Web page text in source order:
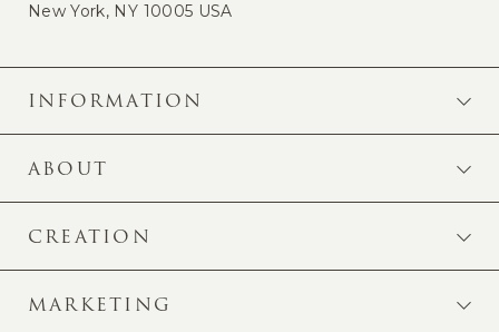
New York, NY 10005 USA
INFORMATION
ABOUT
CREATION
MARKETING